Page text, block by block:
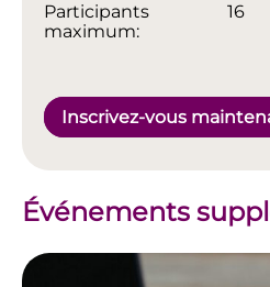
Participants
maximum:
16
Inscrivez-vous
Événements